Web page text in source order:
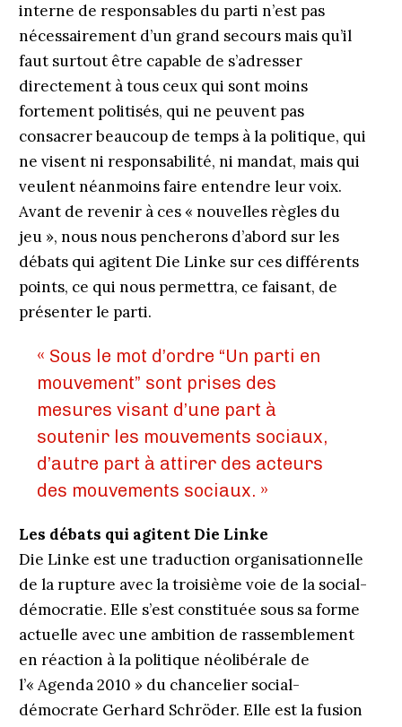
interne de responsables du parti n’est pas
nécessairement d’un grand secours mais qu’il
faut surtout être capable de s’adresser
directement à tous ceux qui sont moins
fortement politisés, qui ne peuvent pas
consacrer beaucoup de temps à la politique, qui
ne visent ni responsabilité, ni mandat, mais qui
veulent néanmoins faire entendre leur voix.
Avant de revenir à ces « nouvelles règles du
jeu », nous nous pencherons d’abord sur les
débats qui agitent Die Linke sur ces différents
points, ce qui nous permettra, ce faisant, de
présenter le parti.
« Sous le mot d’ordre “Un parti en
mouvement” sont prises des
mesures visant d’une part à
soutenir les mouvements sociaux,
d’autre part à attirer des acteurs
des mouvements sociaux. »
Les débats qui agitent Die Linke
Die Linke est une traduction organisationnelle
de la rupture avec la troisième voie de la social-
démocratie. Elle s’est constituée sous sa forme
actuelle avec une ambition de rassemblement
en réaction à la politique néolibérale de
l’« Agenda 2010 » du chancelier social-
démocrate Gerhard Schröder. Elle est la fusion